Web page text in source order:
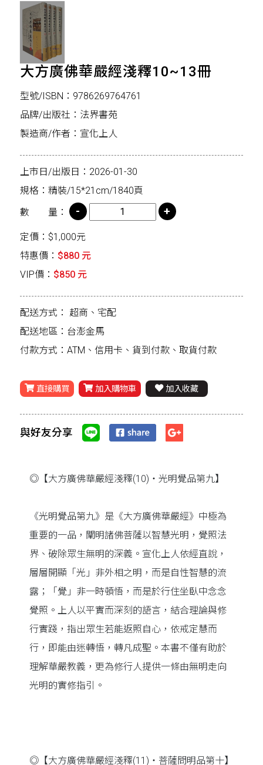
大方廣佛華嚴經淺釋10~13冊
型號/ISBN：9786269764761
品牌/出版社：法界書苑
製造商/作者：宣化上人
上市日/出版日：2026-01-30
規格：精裝/15*21cm/1840頁
數 量：
定價：$1,000元
特惠價： $880 元
VIP價： $850 元
配送方式： 超商、宅配
配送地區：台澎金馬
付款方式：ATM、信用卡、貨到付款、取貨付款
直接購買 加入購物車 加入收藏
與好友分享
◎【大方廣佛華嚴經淺釋(10)‧光明覺品第九】
《光明覺品第九》是《大方廣佛華嚴經》中極為
重要的一品，闡明諸佛菩薩以智慧光明，覺照法
界、破除眾生無明的深義。宣化上人依經直說，
層層開顯「光」非外相之明，而是自性智慧的流
露；「覺」非一時頓悟，而是於行住坐臥中念念
覺照。上人以平實而深刻的語言，結合理論與修
行實踐，指出眾生若能返照自心，依戒定慧而
行，即能由迷轉悟，轉凡成聖。本書不僅有助於
理解華嚴教義，更為修行人提供一條由無明走向
光明的實修指引。
◎【大方廣佛華嚴經淺釋(11)‧菩薩問明品第十】